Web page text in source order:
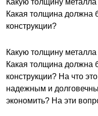
Какая толщина должна
конструкции?
Какую толщину
Какая толщина должна
конструкции? На что
надежным и
экономить? На эти